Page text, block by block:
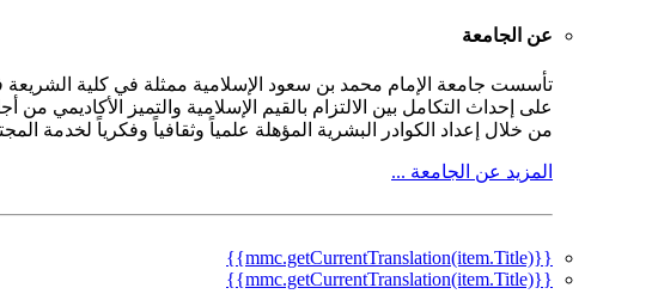
عن الجامعة
على إحداث التكامل بين الالتزام بالقيم الإسلامية والتميز الأكاديمي
من خلال إعداد الكوادر البشرية المؤهلة علمياً وثقافياً وفكرياً لخدمة
المزيد عن الجامعة ...
{{mmc.getCurrentTranslation(item.Title)}}
{{mmc.getCurrentTranslation(item.Title)}}